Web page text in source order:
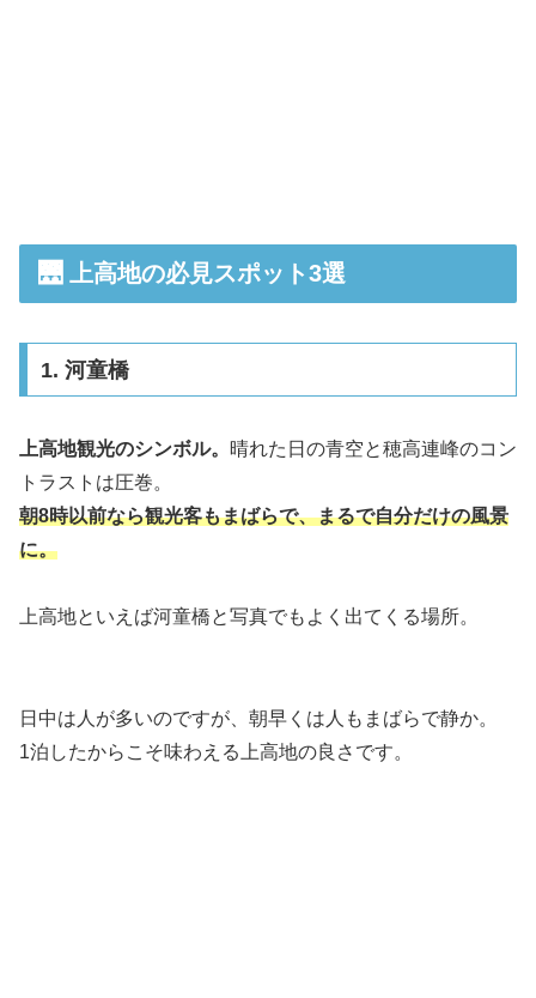
🌉 上高地の必見スポット3選
1. 河童橋
上高地観光のシンボル。 晴れた日の青空と穂高連峰のコン
トラストは圧巻。
朝8時以前なら観光客もまばらで、まるで自分だけの風景
に。
上高地といえば河童橋と写真でもよく出てくる場所。
日中は人が多いのですが、朝早くは人もまばらで静か。
1泊したからこそ味わえる上高地の良さです。